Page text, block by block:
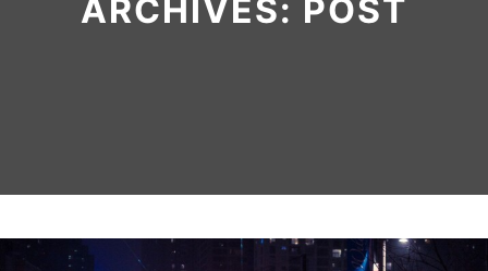
ARCHIVES: POST